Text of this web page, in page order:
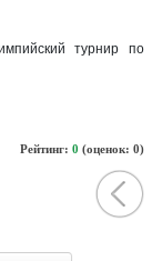
турнир по
Рейтинг: 0 (оценок: 0)